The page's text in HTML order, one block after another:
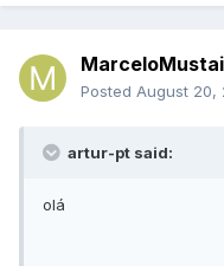
Posted August 20,
artur-pt said:
olá